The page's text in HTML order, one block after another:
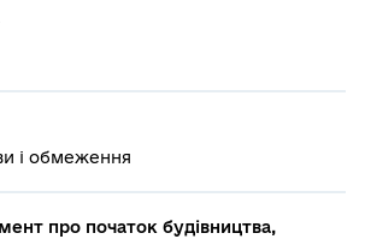
і обмеження
про початок будівництва,